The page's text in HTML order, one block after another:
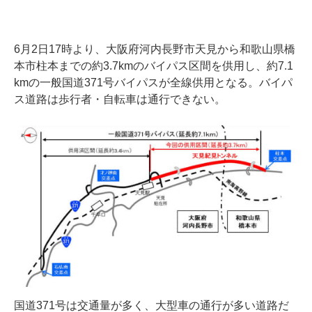
6月2日17時より、大阪府河内長野市天見から和歌山県橋
本市柱本までの約3.7kmのバイパス区間を供用し、約7.1
kmの一般国道371号バイパスが全線供用となる。バイパ
ス道路は歩行者・自転車は通行できない。
国道371号は交通量が多く、大型車の通行が多い道路だ